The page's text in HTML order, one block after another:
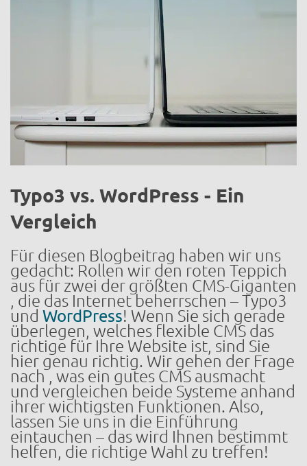
Typo3 vs. WordPress - Ein
Vergleich
Für diesen Blogbeitrag haben wir uns
gedacht: Rollen wir den roten Teppich
aus für zwei der größten CMS-Giganten
, die das Internet beherrschen – Typo3
und WordPress! Wenn Sie sich gerade
überlegen, welches flexible CMS das
richtige für Ihre Website ist, sind Sie
hier genau richtig. Wir gehen der Frage
nach , was ein gutes CMS ausmacht
und vergleichen beide Systeme anhand
ihrer wichtigsten Funktionen. Also,
lassen Sie uns in die Einführung
eintauchen – das wird Ihnen bestimmt
helfen, die richtige Wahl zu treffen!